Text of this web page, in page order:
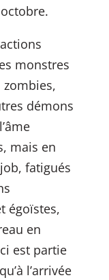
monstres
démons
mais en
fatigués
égoïstes,
en
est partie
l’arrivée